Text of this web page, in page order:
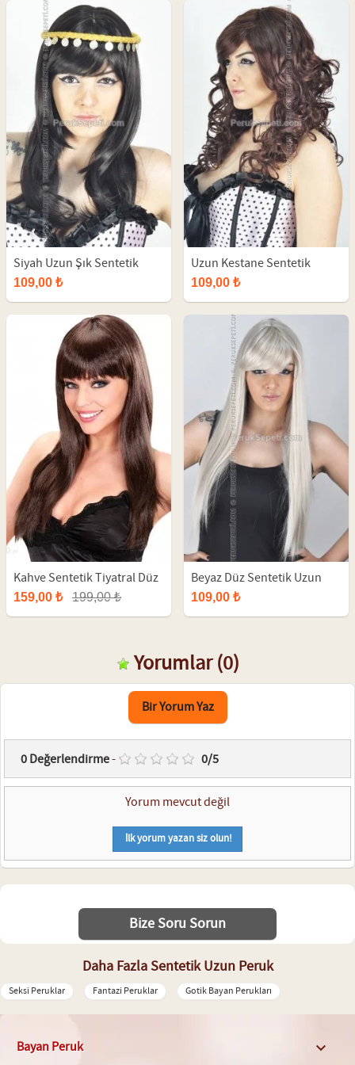
Siyah Uzun Şık Sentetik
Peruk
109,00 ₺
Uzun Kestane Sentetik
Kıvırcık Peruk
109,00 ₺
Kahve Sentetik Tiyatral Düz
Uzun Peruk
159,00 ₺ 199,00 ₺
Beyaz Düz Sentetik Uzun
Peruk
109,00 ₺
Yorumlar(0)
Bir Yorum Yaz
0Değerlendirme- 0/5
Yorum mevcut değil
İlk yorum yazan siz olun!
Bize Soru Sorun
Daha Fazla Sentetik Uzun Peruk
Seksi Peruklar Fantazi Peruklar Gotik Bayan Perukları
Bayan Peruk 